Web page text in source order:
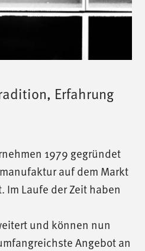
Erfahrung
1979 gegründet
auf dem Markt
Im Laufe der Zeit haben
und können nun
Angebot an